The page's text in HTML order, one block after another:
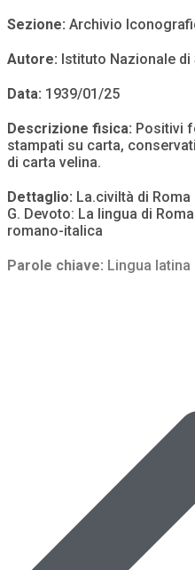
Sezione: Archivio
Autore: Istituto Nazionale di
Data: 1939/01/25
Descrizione fisica: Positivi
stampati su carta,
di carta velina.
Dettaglio: La.civiltà di
G. Devoto: La lingua di
romano-italica
Parole chiave: Lingua latina